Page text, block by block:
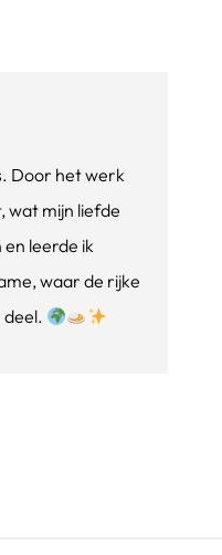
Door het werk
wat mijn liefde
leerde ik
waar de rijke
deel.